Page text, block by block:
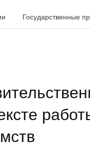
Государственные